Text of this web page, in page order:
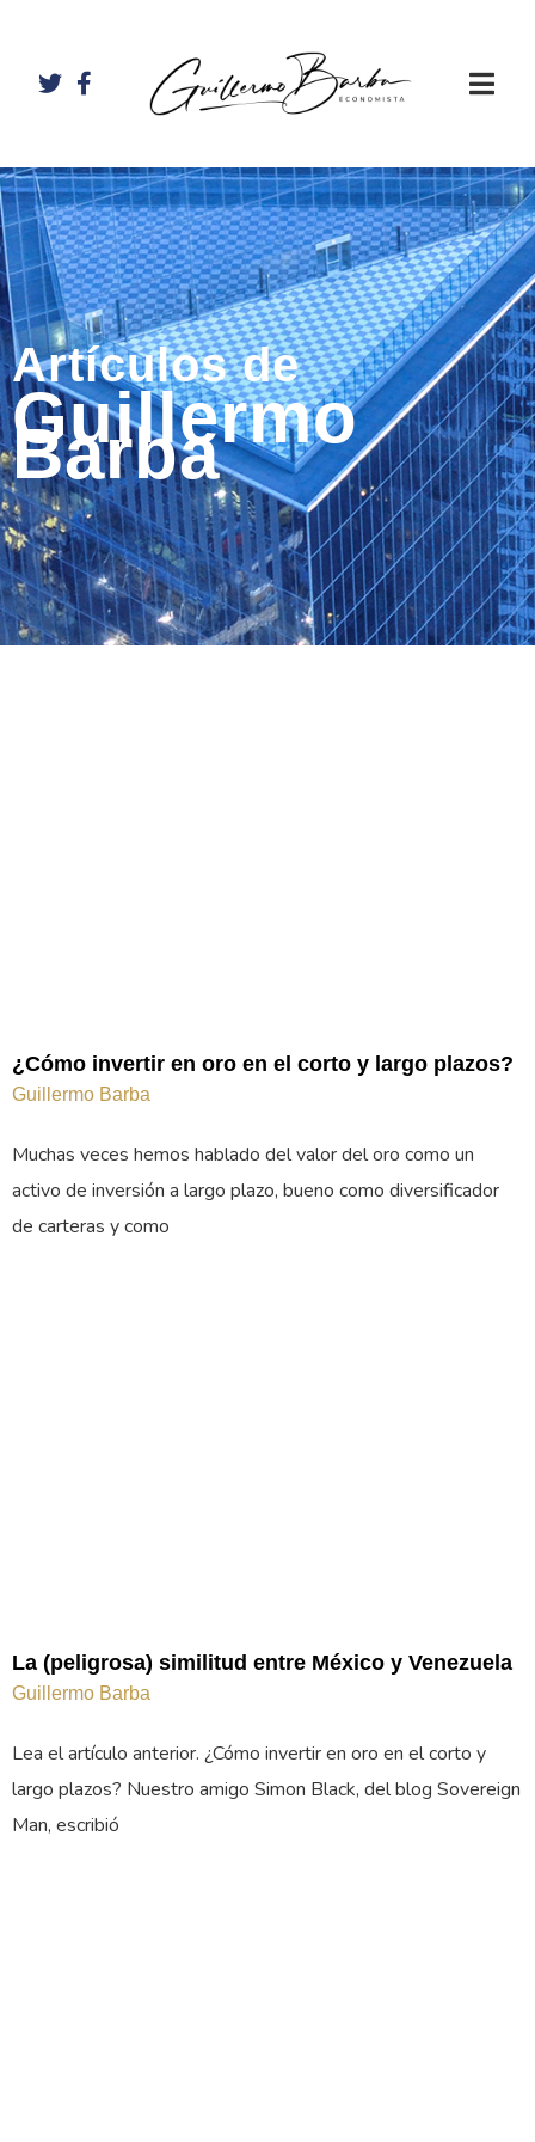
Artículos de
Guillermo
Barba
¿Cómo invertir en oro en el corto y largo plazos?
Guillermo Barba
Muchas veces hemos hablado del valor del oro como un
activo de inversión a largo plazo, bueno como diversificador
de carteras y como
La (peligrosa) similitud entre México y Venezuela
Guillermo Barba
Lea el artículo anterior. ¿Cómo invertir en oro en el corto y
largo plazos? Nuestro amigo Simon Black, del blog Sovereign
Man, escribió